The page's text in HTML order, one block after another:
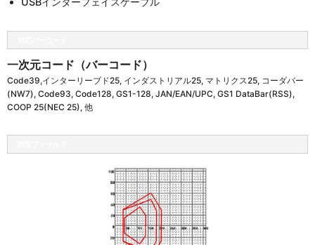
一次元コード（バーコード）
Code39,インターリーブド25, インダストリアル25, マトリクス25, コーダバー
(NW7), Code93, Code128, GS1-128, JAN/EAN/UPC, GS1 DataBar(RSS),
COOP 25(NEC 25), 他